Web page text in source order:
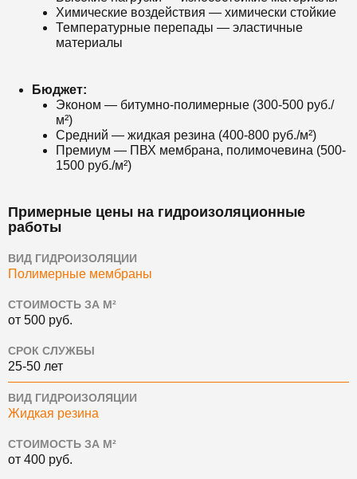
Химические воздействия — химически стойкие
Температурные перепады — эластичные
материалы
Бюджет:
Эконом — битумно-полимерные (300-500 руб./
м²)
Средний — жидкая резина (400-800 руб./м²)
Премиум — ПВХ мембрана, полимочевина (500-
1500 руб./м²)
Примерные цены на гидроизоляционные
работы
ВИД ГИДРОИЗОЛЯЦИИ
Полимерные мембраны
СТОИМОСТЬ ЗА М²
от 500 руб.
СРОК СЛУЖБЫ
25-50 лет
ВИД ГИДРОИЗОЛЯЦИИ
Жидкая резина
СТОИМОСТЬ ЗА М²
от 400 руб.